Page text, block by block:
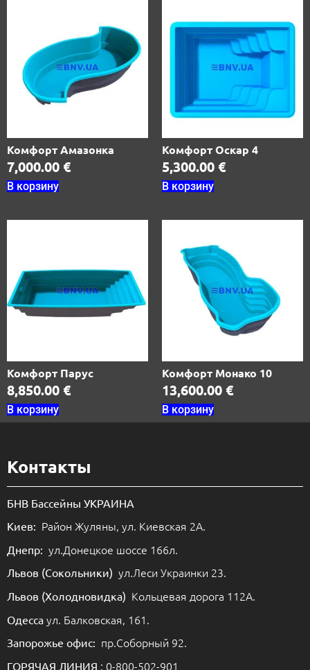
Комфорт Амазонка
7,000.00 €
В корзину
Комфорт Оскар 4
5,300.00 €
В корзину
Комфорт Парус
8,850.00 €
В корзину
Комфорт Монако 10
13,600.00 €
В корзину
Контакты
БНВ Бассейны УКРАИНА
Киев: Район Жуляны, ул. Киевская 2А.
Днепр: ул.Донецкое шоссе 166л.
Львов (Сокольники) ул.Леси Украинки 23.
Львов (Холодновидка) Кольцевая дорога 112А.
Одесса ул. Балковская, 161.
Запорожье офис: пр.Соборный 92.
ГОРЯЧАЯ ЛИНИЯ : 0-800-502-901